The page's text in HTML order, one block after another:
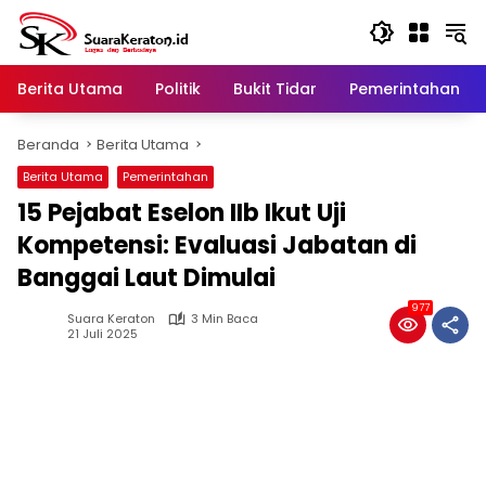
Langsung
konten
Berita Utama
Politik Bukit Tidar Pemerintahan
Beranda Berita Utama
Berita Utama Pemerintahan
15 Pejabat Eselon IIb Ikut Uji
Kompetensi: Evaluasi Jabatan di
Banggai Laut Dimulai
Suara Keraton
3 Min Baca
21 Juli 2025
977